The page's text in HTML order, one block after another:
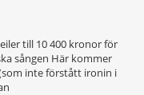
till 10 400 kronor för
sången Här kommer
inte förstått ironin i